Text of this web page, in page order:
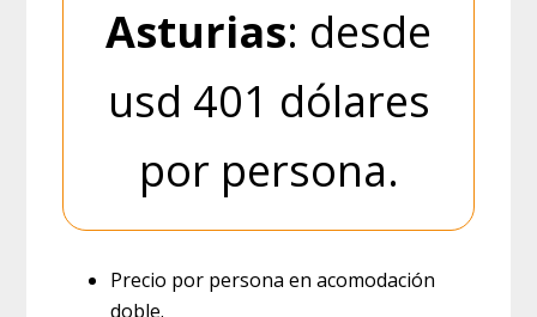
Asturias: desde
usd 401 dólares
por persona.
Precio por persona en acomodación
doble.